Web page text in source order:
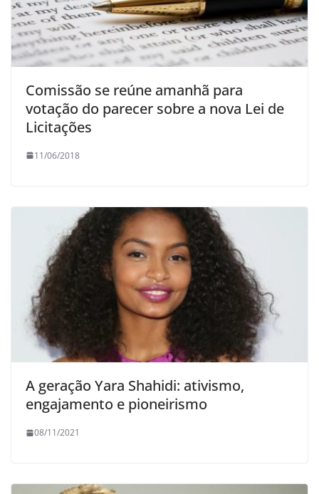
Comissão se reúne amanhã para
votação do parecer sobre a nova Lei de
Licitações
11/06/2018
A geração Yara Shahidi: ativismo,
engajamento e pioneirismo
08/11/2021